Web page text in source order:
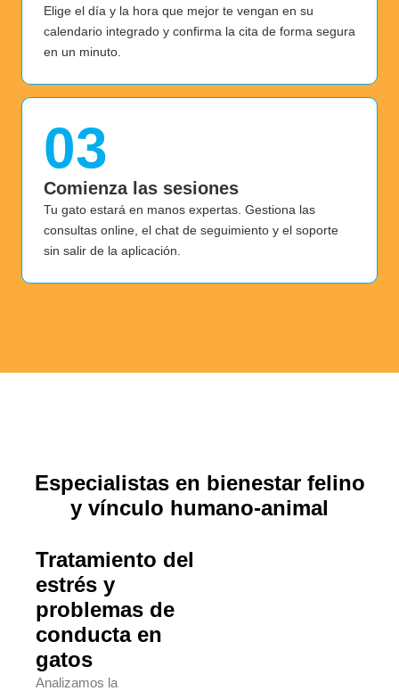
Elige el día y la hora que mejor te vengan en su
calendario integrado y confirma la cita de forma segura
en un minuto.
03
Comienza las sesiones
Tu gato estará en manos expertas. Gestiona las
consultas online, el chat de seguimiento y el soporte
sin salir de la aplicación.
Especialistas en bienestar felino
y vínculo humano-animal
Tratamiento del
estrés y
problemas de
conducta en
gatos
Analizamos la